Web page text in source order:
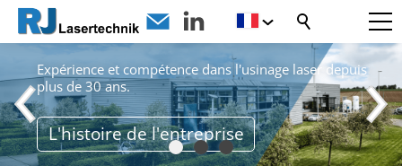
PIONNIERS DU LASER
Expérience et compétence dans l'usinage laser depuis
plus de 30 ans.
L'histoire de l'entreprise